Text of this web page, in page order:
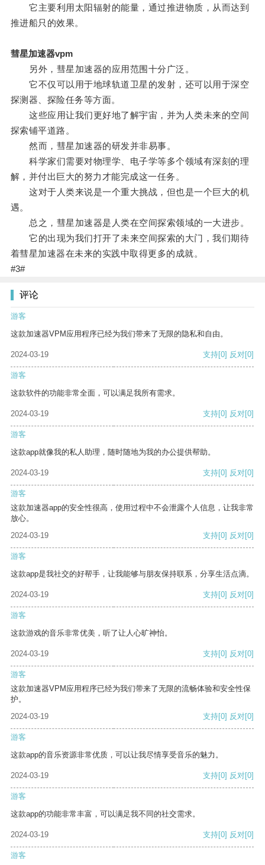
它主要利用太阳辐射的能量，通过推进物质，从而达到
推进船只的效果。
彗星加速器vpm
另外，彗星加速器的应用范围十分广泛。
它不仅可以用于地球轨道卫星的发射，还可以用于深空
探测器、探险任务等方面。
这些应用让我们更好地了解宇宙，并为人类未来的空间
探索铺平道路。
然而，彗星加速器的研发并非易事。
科学家们需要对物理学、电子学等多个领域有深刻的理
解，并付出巨大的努力才能完成这一任务。
这对于人类来说是一个重大挑战，但也是一个巨大的机
遇。
总之，彗星加速器是人类在空间探索领域的一大进步。
它的出现为我们打开了未来空间探索的大门，我们期待
着彗星加速器在未来的实践中取得更多的成就。
#3#
评论
游客
这款加速器VPM应用程序已经为我们带来了无限的隐私和自由。
2024-03-19 支持[0] 反对[0]
游客
这款软件的功能非常全面，可以满足我所有需求。
2024-03-19 支持[0] 反对[0]
游客
这款app就像我的私人助理，随时随地为我的办公提供帮助。
2024-03-19 支持[0] 反对[0]
游客
这款加速器app的安全性很高，使用过程中不会泄露个人信息，让我非常
放心。
2024-03-19
支持[0] 反对[0]
游客
这款app是我社交的好帮手，让我能够与朋友保持联系，分享生活点滴。
2024-03-19 支持[0] 反对[0]
游客
这款游戏的音乐非常优美，听了让人心旷神怡。
2024-03-19 支持[0] 反对[0]
游客
这款加速器VPM应用程序已经为我们带来了无限的流畅体验和安全性保
护。
2024-03-19
支持[0] 反对[0]
游客
这款app的音乐资源非常优质，可以让我尽情享受音乐的魅力。
2024-03-19 支持[0] 反对[0]
游客
这款app的功能非常丰富，可以满足我不同的社交需求。
2024-03-19 支持[0] 反对[0]
游客